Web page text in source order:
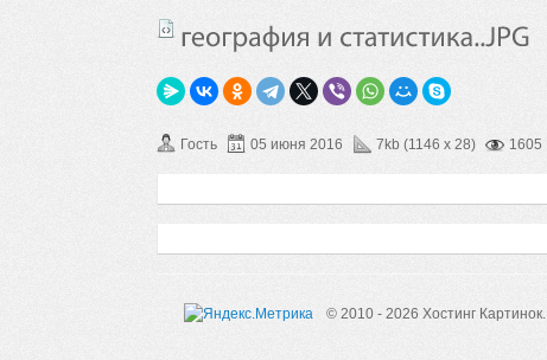
Гость 05 июня 2016 7kb (1146 x 28) 1605
© 2010 - 2026 Хостинг Картинок.